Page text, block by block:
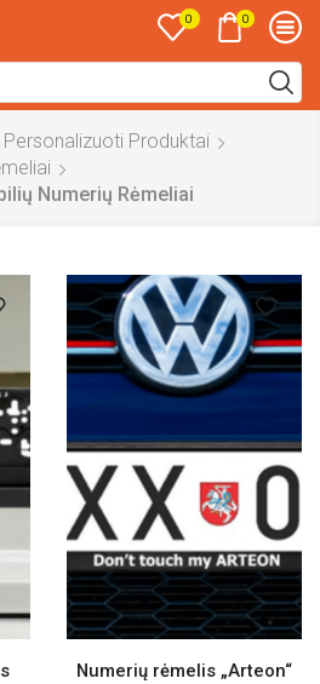
0 0
Personalizuoti Produktai
Numerių Rėmeliai
Numerių rėmelis „Arteon“